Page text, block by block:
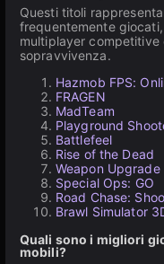
Questi titoli
frequentemente
multiplayer
sopravvivenza.
Hazmob FPS:
FRAGEN
MadTeam
Playground
Battlefeel
Rise of the Dead
Weapon Upgrade
Special Ops: GO
Road Chase:
Brawl Simulator
Quali sono i migliori
mobili?